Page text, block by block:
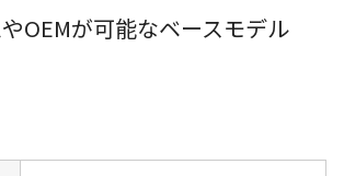
OEMが可能なベースモデル